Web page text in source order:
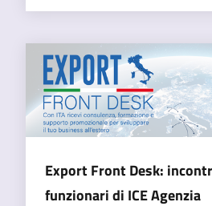
Export Front Desk:
funzionari di ICE Agenzia